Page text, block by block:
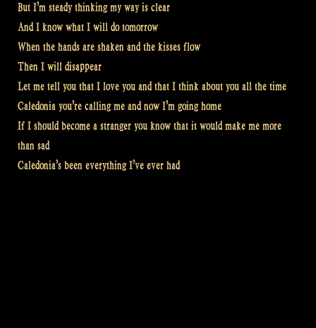
But I’m steady thinking my way is clear
And I know what I will do tomorrow
When the hands are shaken and the kisses flow
Then I will disappear
Let me tell you that I love you and that I think about you all the time
Caledonia you’re calling me and now I’m going home
If I should become a stranger you know that it would make me more
than sad
Caledonia’s been everything I’ve ever had